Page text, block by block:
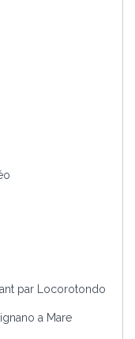
par Locorotondo
a Mare